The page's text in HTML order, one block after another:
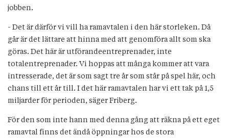
jobben.
- Det är därför vi vill ha ramavtalen i den här storleken. Då
går är det lättare att hinna med att genomföra allt som ska
göras. Det här är utförandeentreprenader, inte
totalentreprenader. Vi hoppas att många kommer att vara
intresserade, det är som sagt tre år som står på spel här, och
chans till ett år till. I det här ramavtalen har vi ett tak på 1,5
miljarder för perioden, säger Friberg.
För den som inte hann med denna gång att räkna på ett eget
ramavtal finns det ändå öppningar hos de stora